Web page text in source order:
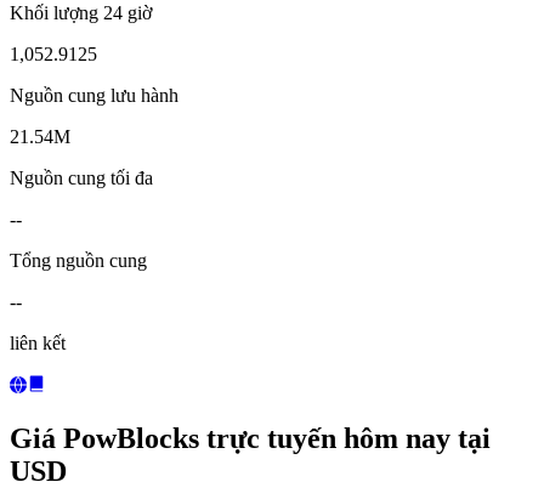
Khối lượng 24 giờ
1,052.9125
Nguồn cung lưu hành
21.54M
Nguồn cung tối đa
--
Tổng nguồn cung
--
liên kết
Giá PowBlocks trực tuyến hôm nay tại
USD